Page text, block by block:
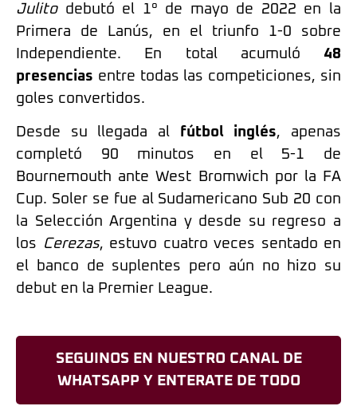
Julitodebutó el 1° de mayo de 2022 en la
Primera de Lanús, en el triunfo 1-0 sobre
Independiente. En total acumuló 48
presencias entre todas las competiciones, sin
goles convertidos.
Desde su llegada al fútbol inglés, apenas
completó 90 minutos en el 5-1 de
Bournemouth ante West Bromwich por la FA
Cup. Soler se fue al Sudamericano Sub 20 con
la Selección Argentina y desde su regreso a
los Cerezas, estuvo cuatro veces sentado en
el banco de suplentes pero aún no hizo su
debut en la Premier League.
SEGUINOS EN NUESTRO CANAL DE
WHATSAPP Y ENTERATE DE TODO